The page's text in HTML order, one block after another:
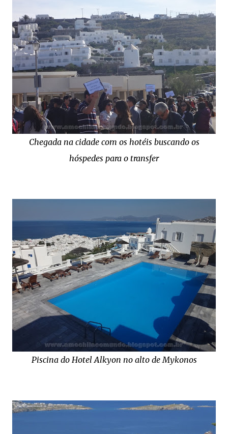
Chegada na cidade com os hotéis buscando os
hóspedes para o transfer
Piscina do Hotel Alkyon no alto de Mykonos